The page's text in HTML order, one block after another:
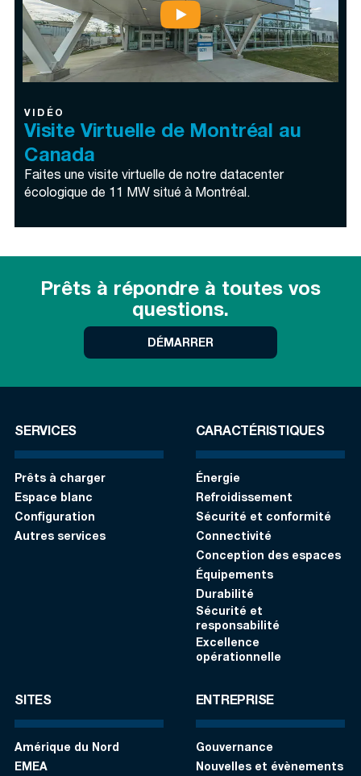
VIDÉO
Visite Virtuelle de Montréal au
Canada
Faites une visite virtuelle de notre datacenter
écologique de 11 MW situé à Montréal.
Prêts à répondre à toutes vos
questions.
DÉMARRER
SERVICES
Prêts à charger
Espace blanc
Configuration
Autres services
CARACTÉRISTIQUES
Énergie
Refroidissement
Sécurité et conformité
Connectivité
Conception des espaces
Équipements
Durabilité
Sécurité et
responsabilité
Excellence
opérationnelle
SITES
Amérique du Nord
EMEA
ENTREPRISE
Gouvernance
Nouvelles et évènements